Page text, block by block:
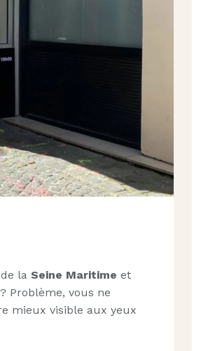
de laSeine Maritime et
Problème, vous ne
mieux visible aux yeux